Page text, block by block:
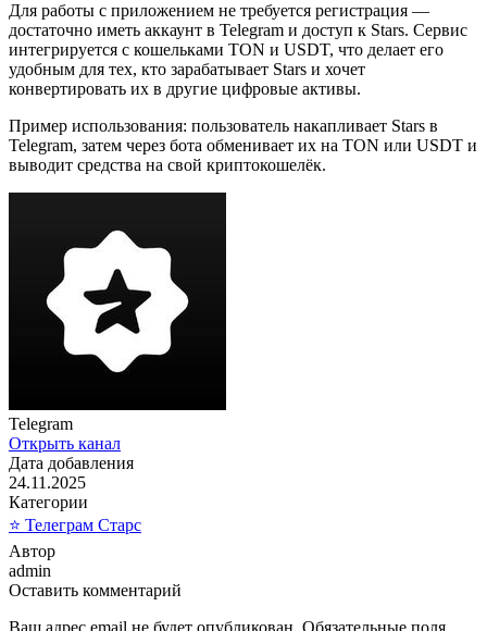
Для работы с приложением не требуется регистрация —
достаточно иметь аккаунт в Telegram и доступ к Stars. Сервис
интегрируется с кошельками TON и USDT, что делает его
удобным для тех, кто зарабатывает Stars и хочет
конвертировать их в другие цифровые активы.
Пример использования: пользователь накапливает Stars в
Telegram, затем через бота обменивает их на TON или USDT и
выводит средства на свой криптокошелёк.
Telegram
Открыть канал
Дата добавления
24.11.2025
Категории
⭐ Телеграм Старс
Автор
admin
Оставить комментарий